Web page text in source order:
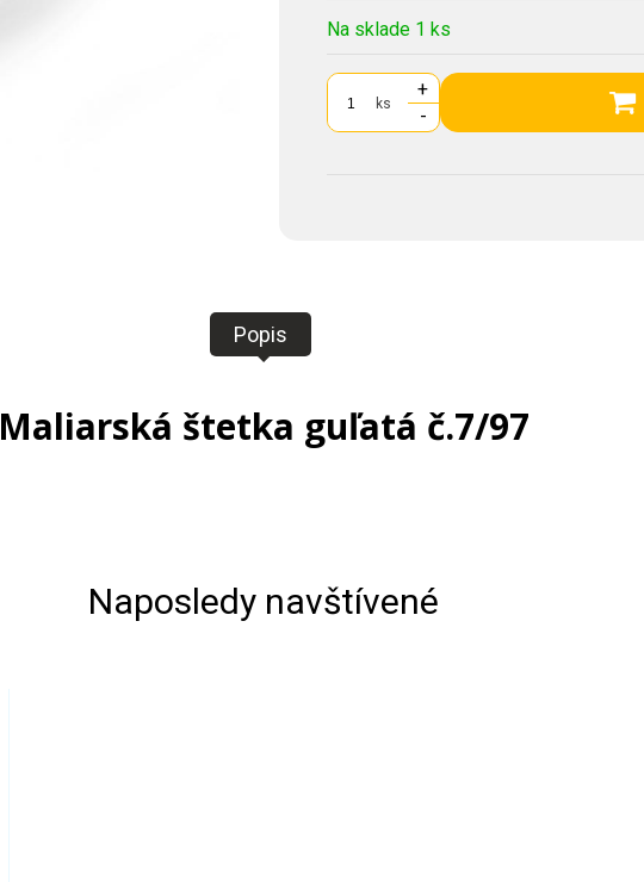
Na sklade 1 ks
ks
+
-
Popis
Maliarská štetka guľatá č.7/97
Naposledy navštívené